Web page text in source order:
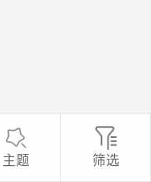
主题 筛选